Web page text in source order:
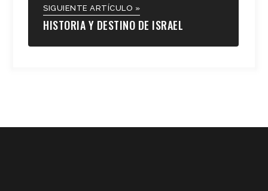
SIGUIENTE ARTÍCULO »
HISTORIA Y DESTINO DE ISRAEL